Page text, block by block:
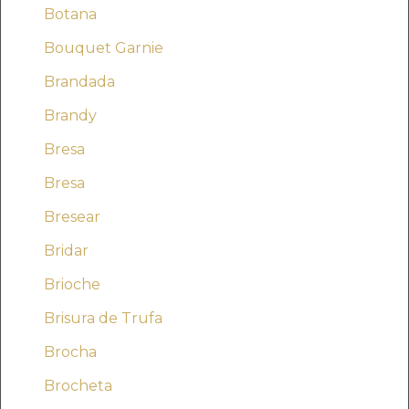
Botana
Bouquet Garnie
Brandada
Brandy
Bresa
Bresa
Bresear
Bridar
Brioche
Brisura de Trufa
Brocha
Brocheta